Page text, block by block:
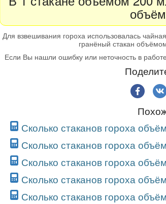
Для взвешивания гороха использовалась
гранёный стакан
Если Вы нашли ошибку или неточность в
Сколько стаканов гороха
Сколько стаканов гороха
Сколько стаканов гороха
Сколько стаканов гороха
Сколько стаканов гороха